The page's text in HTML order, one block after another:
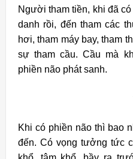
Người tham tiền, khi đã
danh rồi, đến tham các
hơi, tham máy bay, tham
sự tham cầu. Cầu mà
phiền não phát sanh.
Khi có phiền não thì bao
đến. Có vọng tưởng tức